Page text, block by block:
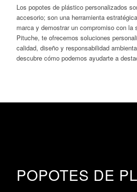
Los popotes de plástico personalizados
accesorio; son una herramienta
marca y demostrar un compromiso con la
Pituche, te ofrecemos soluciones
calidad, diseño y responsabilidad
descubre cómo podemos ayudarte a
POPOTES DE